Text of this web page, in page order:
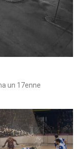
un 17enne